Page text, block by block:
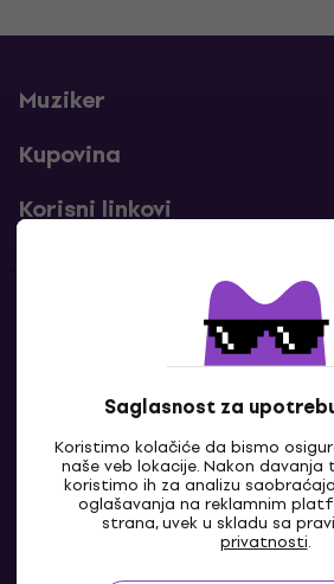
Saglasnost za
Koristimo kolačiće da bismo
naše veb lokacije. Nakon
koristimo ih za analizu
oglašavanja na reklamnim
strana, uvek u skladu sa
privatnosti.
Muziker
Kupovina
Korisni linkovi
Kontakti
Kontaktiraj nas